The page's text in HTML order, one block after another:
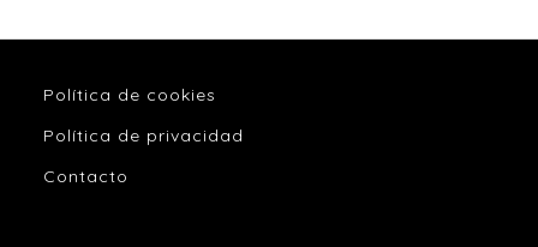
Política de cookies
Política de privacidad
Contacto